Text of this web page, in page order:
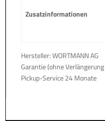
Zusatzinformationen
Hersteller: WORTMANN AG
Garantie (ohne
Pickup-Service 24 Monate